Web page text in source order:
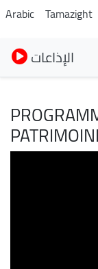
Arabic Tamazight
الإذاعات